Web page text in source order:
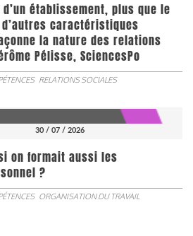
établissement, plus que le
caractéristiques
la nature des relations
Pélisse, SciencesPo
RELATIONS SOCIALES
30 / 07 / 2026
on formait aussi les
?
ORGANISATION DU TRAVAIL